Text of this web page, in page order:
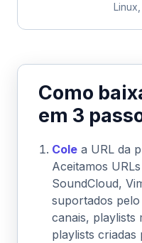
Como
em 3
Colea URL da
Aceitamos
SoundCloud,
suportados
canais, playlists
playlists